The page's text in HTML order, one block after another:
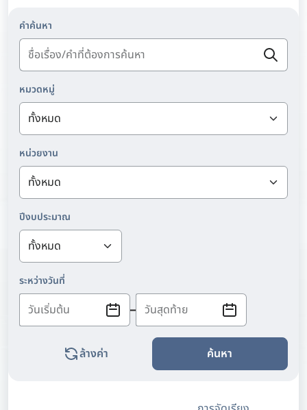
คำค้นหา
หมวดหมู่
หน่วยงาน
ปีงบประมาณ
ระหว่างวันที่
ล้างค่า ค้นหา